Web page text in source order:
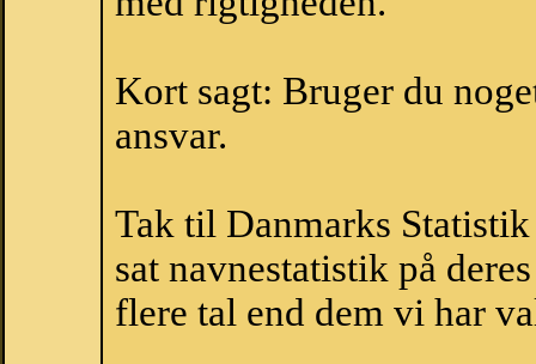
Kort sagt: Bruger du
ansvar.
Tak til Danmarks
sat navnestatistik på
flere tal end dem vi har